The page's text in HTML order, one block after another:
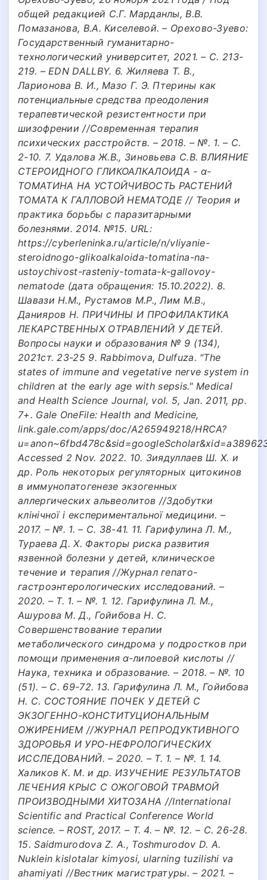
общей редакцией С.Г. Марданлы, В.В.
Помазанова, В.А. Киселевой. – Орехово-Зуево:
Государственный гуманитарно-
технологический университет, 2021. – С. 213-
219. – EDN DALLBY. 6. Жиляева Т. В.,
Ларионова В. И., Мазо Г. Э. Птерины как
потенциальные средства преодоления
терапевтической резистентности при
шизофрении //Современная терапия
психических расстройств. – 2018. – №. 1. – С.
2-10. 7. Удалова Ж.В., Зиновьева С.В. ВЛИЯНИЕ
СТЕРОИДНОГО ГЛИКОАЛКАЛОИДА - ɑ-
ТОМАТИНА НА УСТОЙЧИВОСТЬ РАСТЕНИЙ
ТОМАТА К ГАЛЛОВОЙ НЕМАТОДЕ // Теория и
практика борьбы с паразитарными
болезнями. 2014. №15. URL:
https://cyberleninka.ru/article/n/vliyanie-
steroidnogo-glikoalkaloida-tomatina-na-
ustoychivost-rasteniy-tomata-k-gallovoy-
nematode (дата обращения: 15.10.2022). 8.
Шавази Н.М., Рустамов М.Р., Лим М.В.,
Данияров Н. ПРИЧИНЫ И ПРОФИЛАКТИКА
ЛЕКАРСТВЕННЫХ ОТРАВЛЕНИЙ У ДЕТЕЙ.
Вопросы науки и образования № 9 (134),
2021ст. 23-25 9. Rabbimova, Dulfuza. "The
states of immune and vegetative nerve system in
children at the early age with sepsis." Medical
and Health Science Journal, vol. 5, Jan. 2011, pp.
7+. Gale OneFile: Health and Medicine,
link.gale.com/apps/doc/A265949218/HRCA?
Accessed 2 Nov. 2022. 10. Зиядуллаев Ш. Х. и
др. Роль некоторых регуляторных цитокинов
в иммунопатогенезе экзогенных
аллергических альвеолитов //Здобутки
клінічної i експериментальної медицини. –
2017. – №. 1. – С. 38-41. 11. Гарифулина Л. М.,
Тураева Д. Х. Факторы риска развития
язвенной болезни у детей, клиническое
течение и терапия //Журнал гепато-
гастроэнтерологических исследований. –
2020. – Т. 1. – №. 1. 12. Гарифулина Л. М.,
Ашурова М. Д., Гойибова Н. С.
Совершенствование терапии
метаболического синдрома у подростков при
помощи применения α-липоевой кислоты //
Наука, техника и образование. – 2018. – №. 10
(51). – С. 69-72. 13. Гарифулина Л. М., Гойибова
Н. С. СОСТОЯНИЕ ПОЧЕК У ДЕТЕЙ С
ЭКЗОГЕННО-КОНСТИТУЦИОНАЛЬНЫМ
ОЖИРЕНИЕМ //ЖУРНАЛ РЕПРОДУКТИВНОГО
ЗДОРОВЬЯ И УРО-НЕФРОЛОГИЧЕСКИХ
ИССЛЕДОВАНИЙ. – 2020. – Т. 1. – №. 1. 14.
Халиков К. М. и др. ИЗУЧЕНИЕ РЕЗУЛЬТАТОВ
ЛЕЧЕНИЯ КРЫС С ОЖОГОВОЙ ТРАВМОЙ
ПРОИЗВОДНЫМИ ХИТОЗАНА //International
Scientific and Practical Conference World
science. – ROST, 2017. – Т. 4. – №. 12. – С. 26-28.
15. Saidmurodova Z. A., Toshmurodov D. A.
Nuklein kislotalar kimyosi, ularning tuzilishi va
ahamiyati //Вестник магистратуры. – 2021. –